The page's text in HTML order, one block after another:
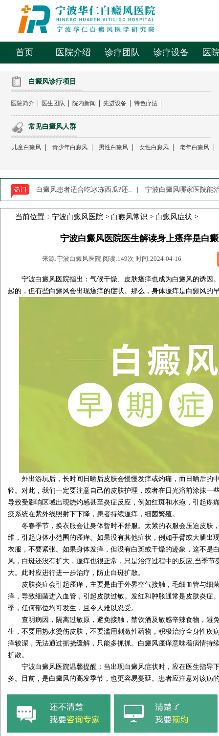
首页 医院介绍 诊疗团队 诊疗设备 医
白癜风诊疗项目
常见白癜风人群
医院简介 医生团队 院内新闻 先进设备 特色疗法
儿童白癜风 青少年白癜风 男性白癜风 女性白癜风 老年白癜风
白癜风患者适合吃冰冻西瓜?还.. 宁波白癜风哪家医院能
当前位置： 宁波白癜风医院 > 白癜风常识 > 白癜风症状 >
宁波白癜风医院医生解读身上瘙痒是白
来源:宁波白癜风医院 阅读:149次 时间:2024-04-16
宁波白癜风医院指出：气候干燥、皮肤瘙痒也成为白癜风的诱因
起的，但有些白癜风会出现瘙痒的症状。那么，身体瘙痒是白癜风的
外出游玩后，长时间日晒后皮肤会慢慢发痒或灼痛，而日晒后的
轻。对此，我们一定要注意自己的皮肤护理，或者在日光浴前涂抹一
导致受影响区域出现烧灼感甚至炎症反应，例如红斑和水疱，引起疼
疫系统在紫外线照射下下降，患者持续瘙痒，细菌繁殖。
冬春季节，换衣服会让身体暂时不舒服。太紧的衣服会压迫皮肤
维，引起身体小范围的瘙痒。如果没有其他症状，例如手臂或大腿出
衣服，不要紧张。如果身体发痒，但没有白斑或干燥的迹象，这不是
风，白斑还没有扩大，瘙痒也很正常，只是治疗过程中的反应;当季节
大。此时应进行进一步治疗，防止白斑扩散。
皮肤炎症会引起瘙痒，主要是由于外界空气接触，毛细血管与细
痒，导致细菌进入血管，引起皮肤过敏。发红和肿胀通常是皮肤炎症
季，任何部位均可发生，且令人难以忍受。
查明病因，隔离过敏原，避免接触，禁饮酒及敏感辛辣食物，避
生，不要用热水烫伤皮肤，不要滥用刺激性药物，积极治疗全身性疾
痒较深，无法通过抓挠缓解，只能多抓抓。白癜风瘙痒意味着病情持
扩散。
宁波白癜风医院温馨提醒：当出现白癜风症状时，应在医生指导
多。目前，是白癜风的高发季节，也更容易蔓延。患者应注意对该病